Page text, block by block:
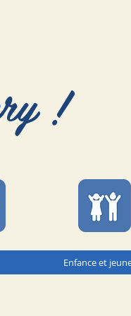
!
Enfance et